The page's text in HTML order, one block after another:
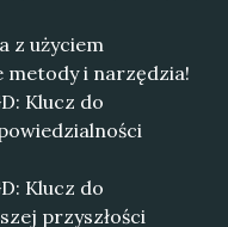
z użyciem
i narzędzia!
Klucz do
Klucz do
przyszłości